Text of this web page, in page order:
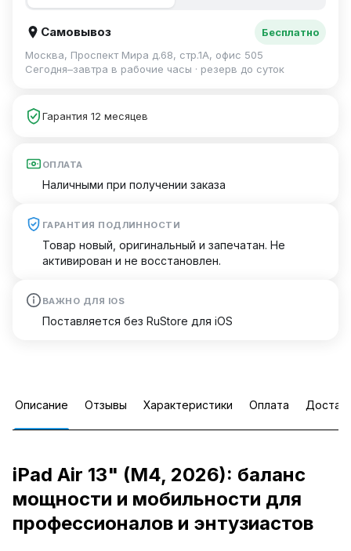
Самовывоз
Бесплатно
Москва, Проспект Мира д.68, стр.1А, офис 505
Сегодня–завтра в рабочие часы · резерв до суток
Гарантия 12 месяцев
ОПЛАТА
Наличными при получении заказа
ГАРАНТИЯ ПОДЛИННОСТИ
Товар новый, оригинальный и запечатан. Не
активирован и не восстановлен.
ВАЖНО ДЛЯ IOS
Поставляется без RuStore для iOS
Описание Отзывы Характеристики Оплата
iPad Air 13" (M4, 2026): баланс
мощности и мобильности для
профессионалов и энтузиастов